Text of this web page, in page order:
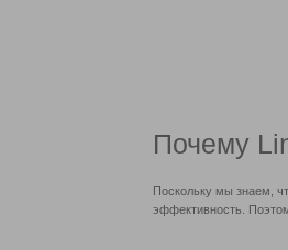
Почему
Поскольку мы знаем,
эффективность.